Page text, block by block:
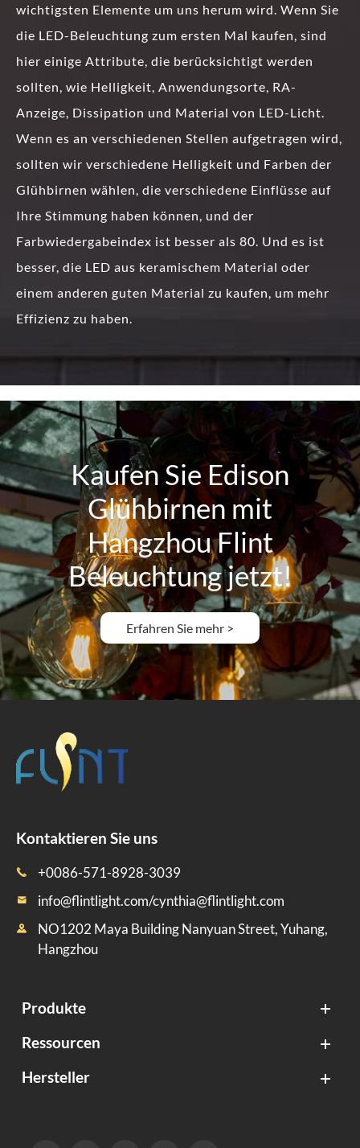
wichtigsten Elemente um uns herum wird. Wenn Sie
die LED-Beleuchtung zum ersten Mal kaufen, sind
hier einige Attribute, die berücksichtigt werden
sollten, wie Helligkeit, Anwendungsorte, RA-
Anzeige, Dissipation und Material von LED-Licht.
Wenn es an verschiedenen Stellen aufgetragen wird,
sollten wir verschiedene Helligkeit und Farben der
Glühbirnen wählen, die verschiedene Einflüsse auf
Ihre Stimmung haben können, und der
Farbwiedergabeindex ist besser als 80. Und es ist
besser, die LED aus keramischem Material oder
einem anderen guten Material zu kaufen, um mehr
Effizienz zu haben.
Kaufen Sie Edison
Glühbirnen mit
Hangzhou Flint
Beleuchtung jetzt!
Erfahren Sie mehr >
Kontaktieren Sie uns
 +0086-571-8928-3039
 info@flintlight.com/cynthia@flintlight.com

NO1202 Maya Building Nanyuan Street, Yuhang,
Hangzhou
Produkte
Ressourcen
Hersteller